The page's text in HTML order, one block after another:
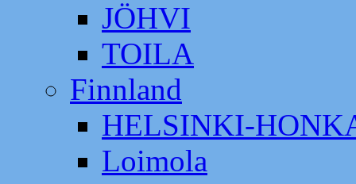
JÖHVI
TOILA
Finnland
HELSINKI-
Loimola